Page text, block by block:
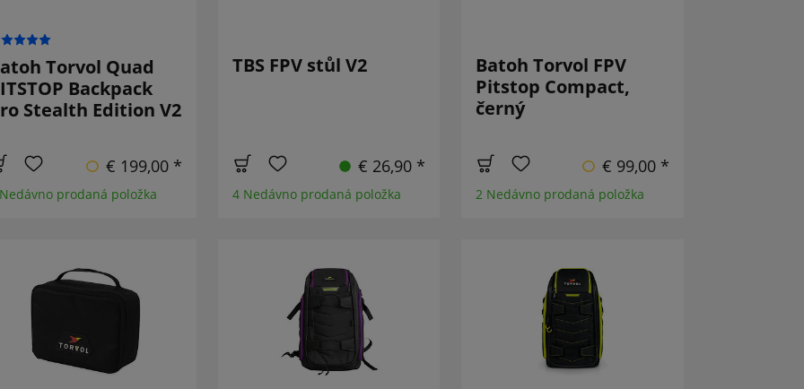
Torvol Quad
Backpack
Stealth Edition V2
€ 199,00 *
prodaná položka
TBS FPV stůl V2
€ 26,90 *
4 Nedávno prodaná položka
Batoh Torvol FPV
Pitstop Compact,
černý
€ 99,00 *
2 Nedávno prodaná položka